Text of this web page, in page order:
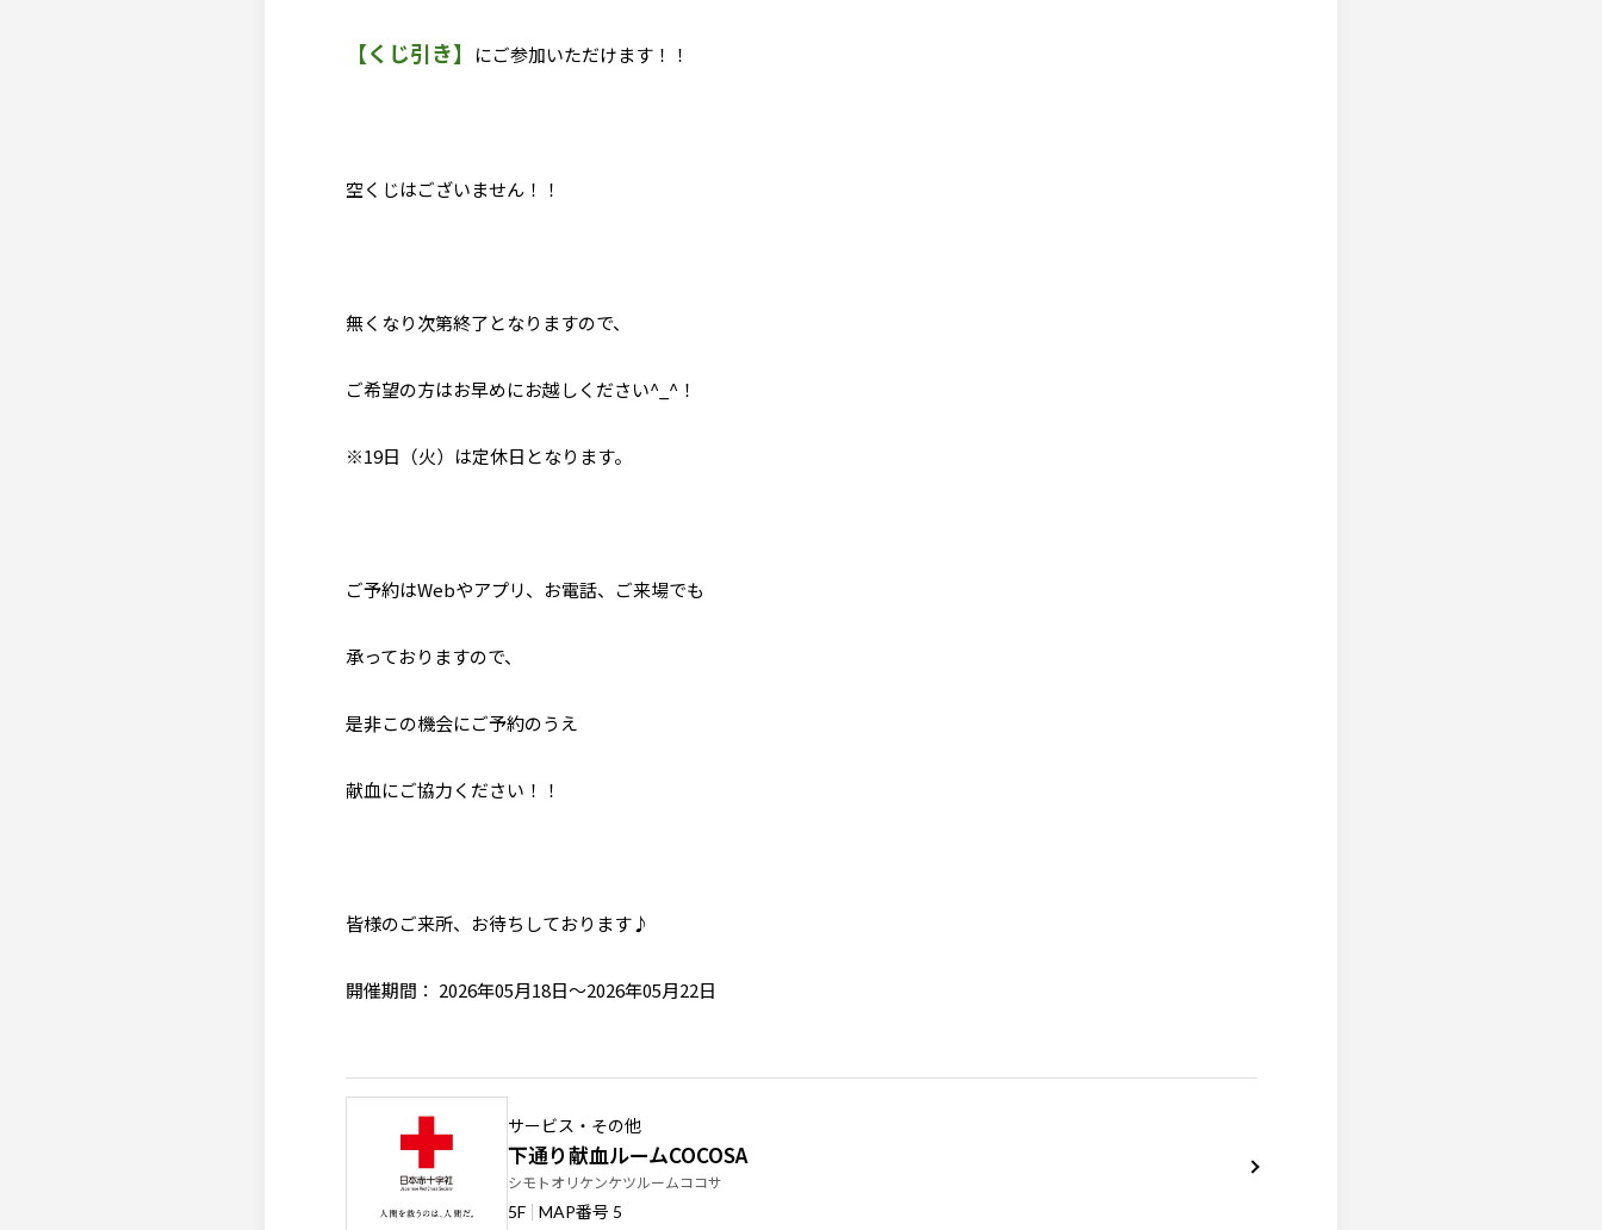
【くじ引き】 にご参加いただけます！！
空くじはございません！！
無くなり次第終了となりますので、
ご希望の方はお早めにお越しください^_^！
※19日（火）は定休日となります。
ご予約はWebやアプリ、お電話、ご来場でも
承っておりますので、
是非この機会にご予約のうえ
献血にご協力ください！！
皆様のご来所、お待ちしております♪
開催期間： 2026年05月18日～2026年05月22日
サービス・その他
下通り献血ルームCOCOSA
シモトオリケンケツルームココサ
5F
MAP番号 5